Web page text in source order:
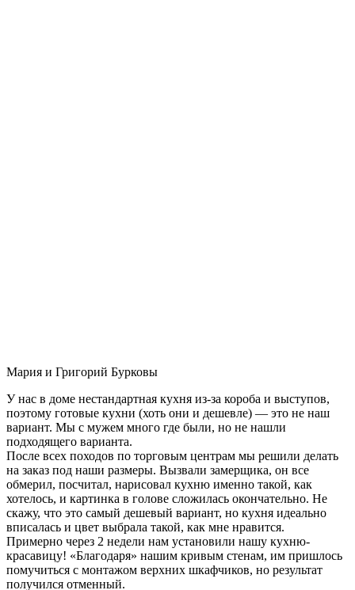
Мария и Григорий Бурковы
У нас в доме нестандартная кухня из-за короба и выступов,
поэтому готовые кухни (хоть они и дешевле) — это не наш
вариант. Мы с мужем много где были, но не нашли
подходящего варианта.
После всех походов по торговым центрам мы решили делать
на заказ под наши размеры. Вызвали замерщика, он все
обмерил, посчитал, нарисовал кухню именно такой, как
хотелось, и картинка в голове сложилась окончательно. Не
скажу, что это самый дешевый вариант, но кухня идеально
вписалась и цвет выбрала такой, как мне нравится.
Примерно через 2 недели нам установили нашу кухню-
красавицу! «Благодаря» нашим кривым стенам, им пришлось
помучиться с монтажом верхних шкафчиков, но результат
получился отменный.